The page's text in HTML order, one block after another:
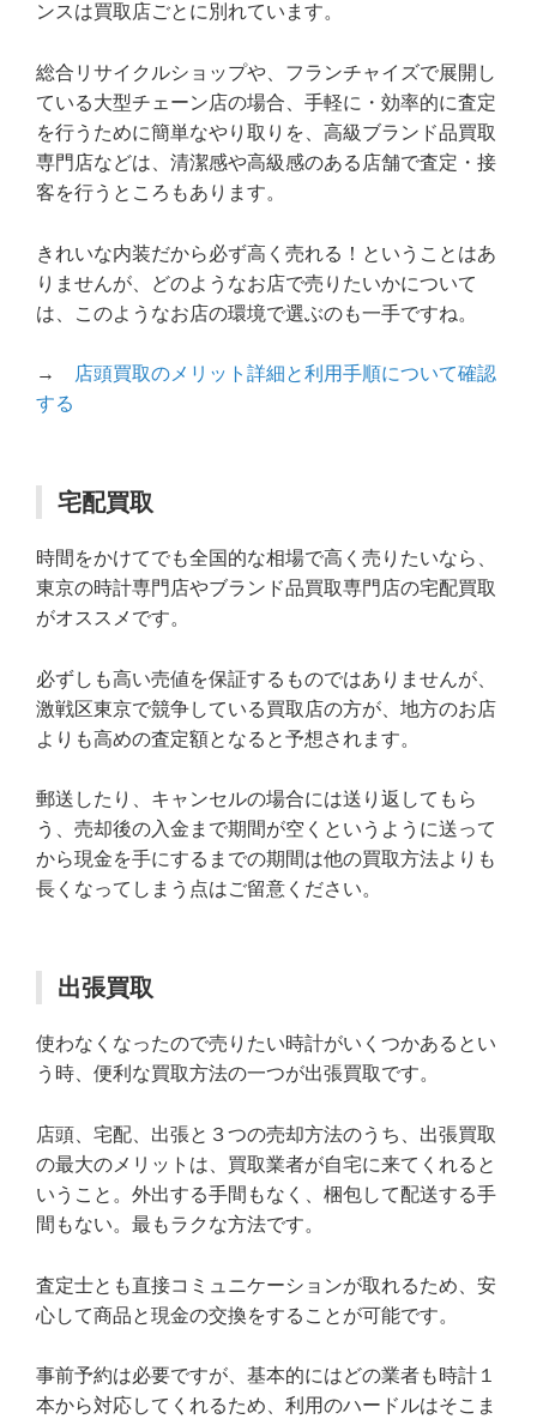
ンスは買取店ごとに別れています。
総合リサイクルショップや、フランチャイズで展開し
ている大型チェーン店の場合、手軽に・効率的に査定
を行うために簡単なやり取りを、高級ブランド品買取
専門店などは、清潔感や高級感のある店舗で査定・接
客を行うところもあります。
きれいな内装だから必ず高く売れる！ということはあ
りませんが、どのようなお店で売りたいかについて
は、このようなお店の環境で選ぶのも一手ですね。
→
店頭買取のメリット詳細と利用手順について確認
する
宅配買取
時間をかけてでも全国的な相場で高く売りたいなら、
東京の時計専門店やブランド品買取専門店の宅配買取
がオススメです。
必ずしも高い売値を保証するものではありませんが、
激戦区東京で競争している買取店の方が、地方のお店
よりも高めの査定額となると予想されます。
郵送したり、キャンセルの場合には送り返してもら
う、売却後の入金まで期間が空くというように送って
から現金を手にするまでの期間は他の買取方法よりも
長くなってしまう点はご留意ください。
出張買取
使わなくなったので売りたい時計がいくつかあるとい
う時、便利な買取方法の一つが出張買取です。
店頭、宅配、出張と３つの売却方法のうち、出張買取
の最大のメリットは、買取業者が自宅に来てくれると
いうこと。外出する手間もなく、梱包して配送する手
間もない。最もラクな方法です。
査定士とも直接コミュニケーションが取れるため、安
心して商品と現金の交換をすることが可能です。
事前予約は必要ですが、基本的にはどの業者も時計１
本から対応してくれるため、利用のハードルはそこま